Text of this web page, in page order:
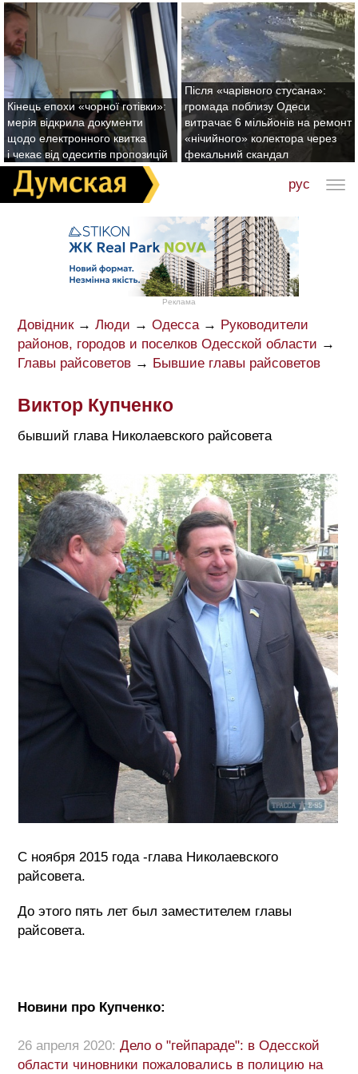
Кінець епохи «чорної готівки»:
мерія відкрила документи
щодо електронного квитка
і чекає від одеситів пропозицій
Після «чарівного стусана»:
громада поблизу Одеси
витрачає 6 мільйонів на ремонт
«нічийного» колектора через
фекальний скандал
рус
Реклама
Довідник→ Люди → Одесса → Руководители
районов, городов и поселков Одесской области →
Главы райсоветов → Бывшие главы райсоветов
Виктор Купченко
бывший глава Николаевского райсовета
С ноября 2015 года -глава Николаевского
райсовета.
До этого пять лет был заместителем главы
райсовета.
Новини про Купченко:
26 апреля 2020: Дело о "гейпараде": в Одесской
области чиновники пожаловались в полицию на